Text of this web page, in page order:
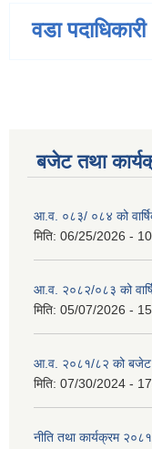
वडा पदाधिकारी
बजेट तथा
आ.व. ०८३/ ०८४ को
मिति: 06/25/2026 -
आ.व. २०८२/०८३ को
मिति: 05/07/2026 -
आ.व. २०८१/८२ को बजेट
मिति: 07/30/2024 -
नीति तथा कार्यक्रम